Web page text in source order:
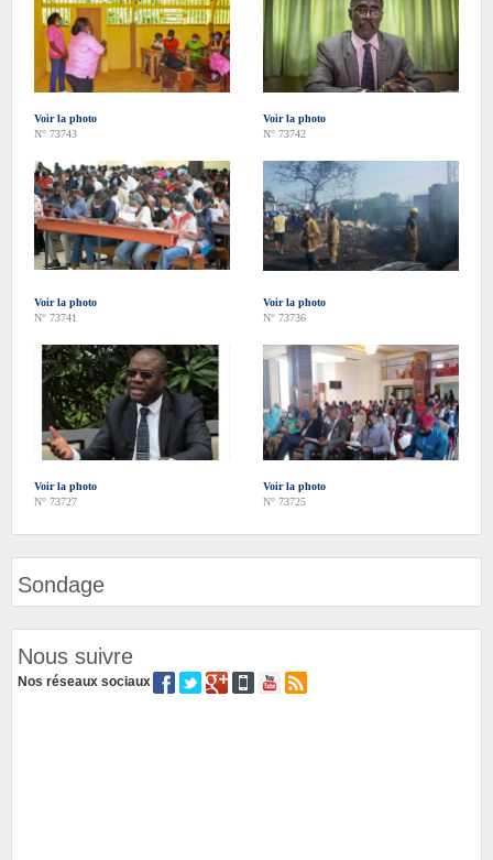
Voir la photo
N° 73743
Voir la photo
N° 73742
Voir la photo
N° 73741
Voir la photo
N° 73736
Voir la photo
N° 73727
Voir la photo
N° 73725
Sondage
Nous suivre
Nos réseaux sociaux